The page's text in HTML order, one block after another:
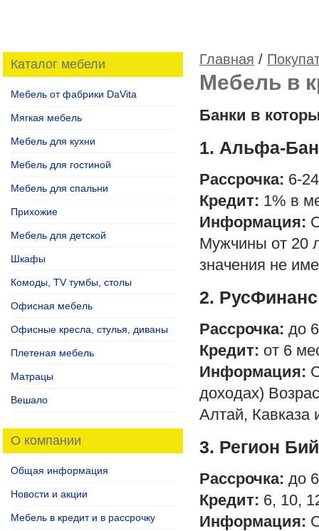
Каталог мебели
Мебель от фабрики DaVita
Мягкая мебель
Мебель для кухни
Мебель для гостиной
Мебель для спальни
Прихожие
Мебель для детской
Шкафы
Комоды, TV тумбы, столы
Офисная мебель
Офисные кресла, стулья, диваны
Плетеная мебель
Матрацы
Вешало
О компании
Общая информация
Новости и акции
Мебель в кредит и в рассрочку
Главная /
Мебель в
Банки в
1. Альфа-
Рассрочка: 6-
Кредит: 1% в
Информация:
Мужчины от 20
значения не
2. РусФинанс
Рассрочка: до
Кредит: от 6
Информация:
доходах)
Алтай, Кавказа
3. Регион
Рассрочка: до
Кредит: 6, 10,
Информация: